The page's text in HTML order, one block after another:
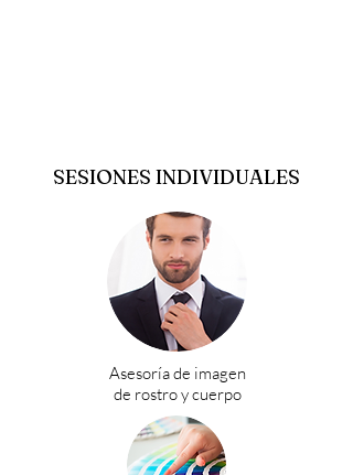
SESIONES INDIVIDUALES
Asesoría de imagen
de rostro y cuerpo